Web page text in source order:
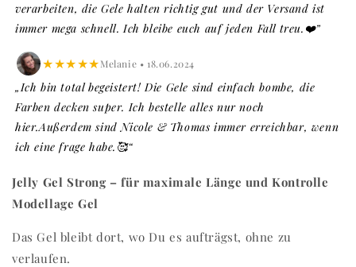
verarbeiten, die Gele halten richtig gut und der Versand ist
immer mega schnell. Ich bleibe euch auf jeden Fall treu.❤️”
★★★★★Melanie • 18.06.2024
„Ich bin total begeistert! Die Gele sind einfach bombe, die
Farben decken super. Ich bestelle alles nur noch
hier.Außerdem sind Nicole & Thomas immer erreichbar, wenn
ich eine frage habe.🥰“
Jelly Gel Strong – für maximale Länge und Kontrolle
Modellage Gel
Das Gel bleibt dort, wo Du es aufträgst, ohne zu
verlaufen.